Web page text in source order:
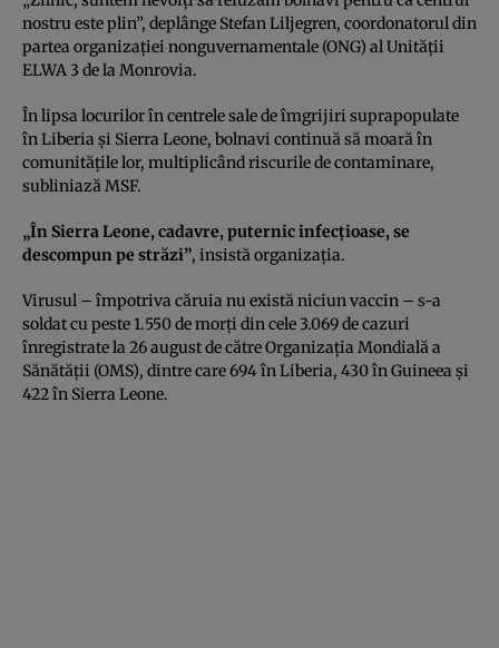
nostru este plin”, deplânge Stefan Liljegren, coordonatorul din
partea organizaţiei nonguvernamentale (ONG) al Unităţii
ELWA 3 de la Monrovia.
În lipsa locurilor în centrele sale de îmgrijiri suprapopulate
în Liberia şi Sierra Leone, bolnavi continuă să moară în
comunităţile lor, multiplicând riscurile de contaminare,
subliniază MSF.
„În Sierra Leone, cadavre, puternic infecţioase, se
descompun pe străzi”, insistă organizaţia.
Virusul – împotriva căruia nu există niciun vaccin – s-a
soldat cu peste 1.550 de morţi din cele 3.069 de cazuri
înregistrate la 26 august de către Organizaţia Mondială a
Sănătăţii (OMS), dintre care 694 în Liberia, 430 în Guineea şi
422 în Sierra Leone.